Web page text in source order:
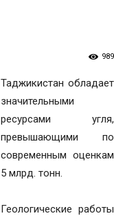
989
Таджикистан обладает
значительными
ресурсами угля,
превышающими по
современным оценкам
5 млрд. тонн.
Геологические работы